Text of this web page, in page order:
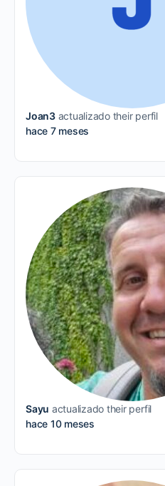
Joan3actualizado their perfil
hace 7 meses
Sayu actualizado their perfil
hace 10 meses